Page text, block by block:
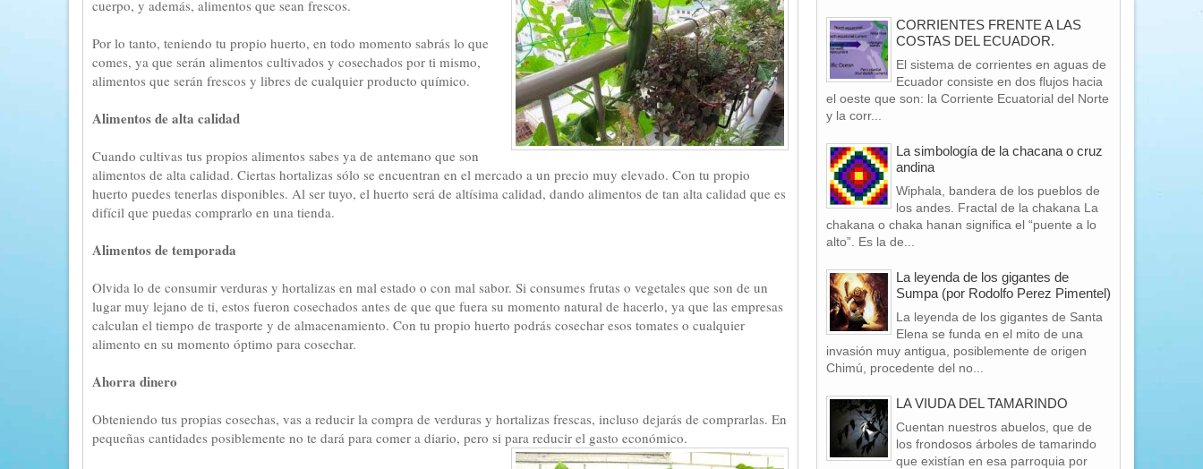
cuerpo, y además, alimentos que sean frescos.
Por lo tanto, teniendo tu propio huerto, en todo momento sabrás lo que
comes, ya que serán alimentos cultivados y cosechados por ti mismo,
alimentos que serán frescos y libres de cualquier producto químico.
Alimentos de alta calidad
Cuando cultivas tus propios alimentos sabes ya de antemano que son
alimentos de alta calidad. Ciertas hortalizas sólo se encuentran en el mercado a un precio muy elevado. Con tu propio
huerto puedes tenerlas disponibles. Al ser tuyo, el huerto será de altísima calidad, dando alimentos de tan alta calidad que es
difícil que puedas comprarlo en una tienda.
Alimentos de temporada
Olvida lo de consumir verduras y hortalizas en mal estado o con mal sabor. Si consumes frutas o vegetales que son de un
lugar muy lejano de ti, estos fueron cosechados antes de que que fuera su momento natural de hacerlo, ya que las empresas
calculan el tiempo de trasporte y de almacenamiento. Con tu propio huerto podrás cosechar esos tomates o cualquier
alimento en su momento óptimo para cosechar.
Ahorra dinero
Obteniendo tus propias cosechas, vas a reducir la compra de verduras y hortalizas frescas, incluso dejarás de comprarlas. En
pequeñas cantidades posiblemente no te dará para comer a diario, pero si para reducir el gasto económico.
CORRIENTES FRENTE A LAS
COSTAS DEL ECUADOR.
El sistema de corrientes en aguas de
Ecuador consiste en dos flujos hacia
el oeste que son: la Corriente Ecuatorial del Norte
y la corr...
La simbología de la chacana o cruz
andina
Wiphala, bandera de los pueblos de
los andes. Fractal de la chakana La
chakana o chaka hanan significa el “puente a lo
alto”. Es la de...
La leyenda de los gigantes de
Sumpa (por Rodolfo Perez Pimentel)
La leyenda de los gigantes de Santa
Elena se funda en el mito de una
invasión muy antigua, posiblemente de origen
Chimú, procedente del no...
LA VIUDA DEL TAMARINDO
Cuentan nuestros abuelos, que de
los frondosos árboles de tamarindo
que existían en esa parroquia por